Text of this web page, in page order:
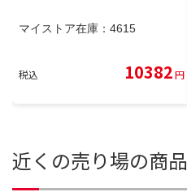
マイストア在庫： 4615
税込 10382円
近くの売り場の商品